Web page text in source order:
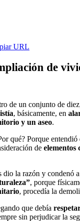
URL
de
de un conjunto de
, básicamente, en
y un aseo.
qué? Porque entendió
de elementos
la razón y condenó a
, porque
, procedía la
que debía
sin perjudicar la